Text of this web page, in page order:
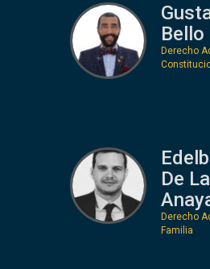
Bello
Derecho
De
Derecho
Familia